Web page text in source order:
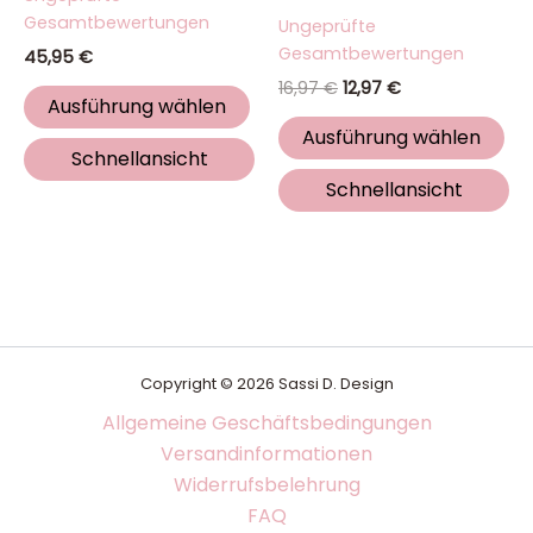
5.00
von 5
Gesamtbewertungen
45,95 €
Ausführung wählen
Schnellansicht
Bewertet
mit
5.00
von 5
Ungeprüfte
Gesamtbewertungen
16,97€ 12,97 €
Ausführung wählen
Schnellansicht
Copyright © 2026 Sassi D. Design
Allgemeine Geschäftsbedingungen
Versandinformationen
Widerrufsbelehrung
FAQ